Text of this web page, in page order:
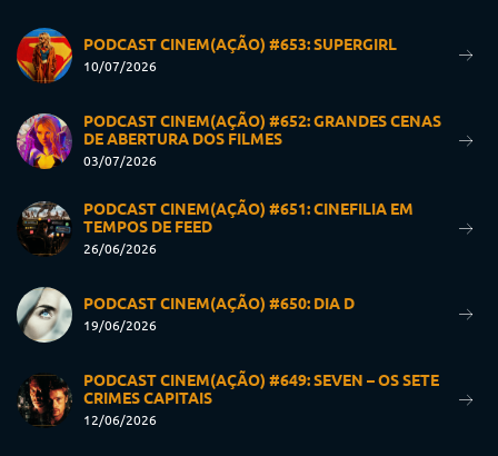
PODCAST CINEM(AÇÃO) #653: SUPERGIRL
10/07/2026
PODCAST CINEM(AÇÃO) #652: GRANDES CENAS
DE ABERTURA DOS FILMES
03/07/2026
PODCAST CINEM(AÇÃO) #651: CINEFILIA EM
TEMPOS DE FEED
26/06/2026
PODCAST CINEM(AÇÃO) #650: DIA D
19/06/2026
PODCAST CINEM(AÇÃO) #649: SEVEN – OS SETE
CRIMES CAPITAIS
12/06/2026